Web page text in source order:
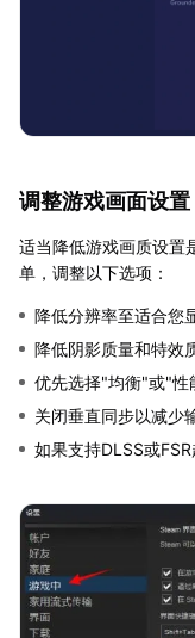
调整游戏画面设
适当降低游戏画质设置
单，调整以下选项：
降低分辨率至适合您
降低阴影质量和特效
优先选择"均衡"或"性
关闭垂直同步以减少
如果支持DLSS或